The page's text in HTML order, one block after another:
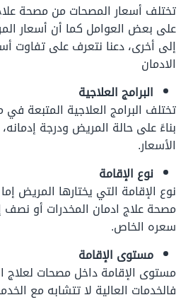
تختلف أسعار المصحات من مصحة
على بعض العوامل كما أن أسعار
إلى أخرى، دعنا نتعرف على تفاوت
الادمان
البرامج العلاجية
تختلف البرامج العلاجية المتبعة
بناءً على حالة المريض ودرجة
الأسعار.
نوع الإقامة
نوع الإقامة التي يختارها المريض
مصحة علاج ادمان المخدرات أو نصف
سعره الخاص.
مستوى الإقامة
مستوى الإقامة داخل مصحات لعلاج
فالخدمات العالية لا تتشابه مع